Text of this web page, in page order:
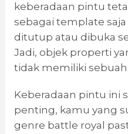
keberadaan pintu
sebagai template
ditutup atau dibuka
Jadi, objek properti
tidak memiliki
Keberadaan pintu ini
penting, kamu yang
genre battle royal